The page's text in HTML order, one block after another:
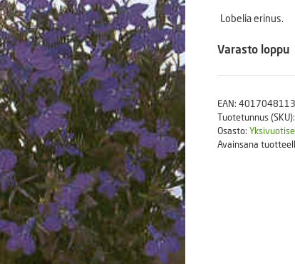
Lobelia erinus.
Varasto loppu
EAN:
Tuotetunnus (SKU):
Osasto:
Avainsana